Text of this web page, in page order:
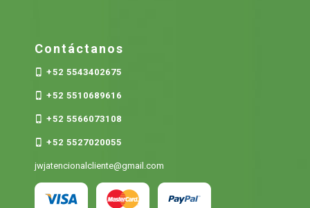
Contáctanos
+52 5543402675
+52 5510689616
+52 5566073108
+52 5527020055
jwjatencionalcliente@gmail.com